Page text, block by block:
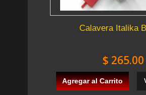
Calavera Italika
$ 265.00
Agregar al Carrito